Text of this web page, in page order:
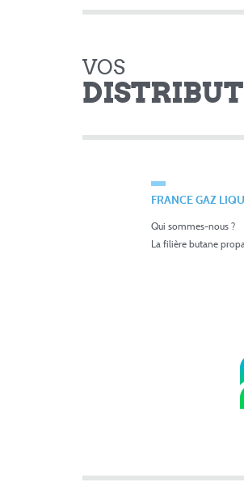
VOS
FRANCE GAZ
Qui sommes-nous ?
La filière butane